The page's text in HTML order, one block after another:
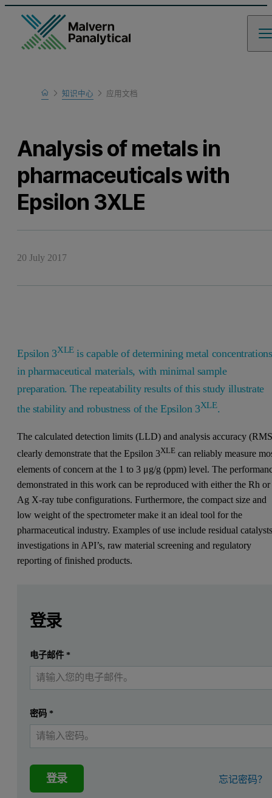
Home
Learn
知识中心 应用文档
Analysis of metals in
pharmaceuticals with
Epsilon 3XLE
20 July 2017
Epsilon 3XLEis capable of determining metal concentrations
in pharmaceutical materials, with minimal sample
preparation. The repeatability results of this study illustrate
the stability and robustness of the Epsilon 3XLE.
The calculated detection limits (LLD) and analysis accuracy
clearly demonstrate that the Epsilon 3XLE can reliably measure
elements of concern at the 1 to 3 μg/g (ppm) level. The
demonstrated in this work can be reproduced with either the Rh or
Ag X-ray tube configurations. Furthermore, the compact size and
low weight of the spectrometer make it an ideal tool for the
pharmaceutical industry. Examples of use include residual
investigations in API’s, raw material screening and regulatory
reporting of finished products.
提交 我已经有一个帐户
登录
电子邮件*
密码 *
登录 忘记密码？